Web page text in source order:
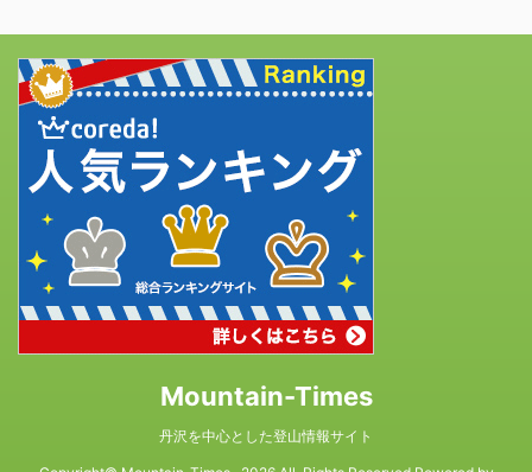
Mountain-Times
丹沢を中心とした登山情報サイト